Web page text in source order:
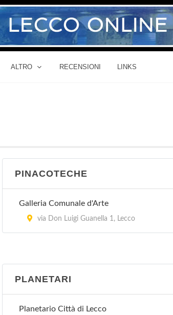
ALTRO RECENSIONI LINKS
PINACOTECHE
Galleria Comunale d'Arte
via Don Luigi Guanella 1, Lecco
PLANETARI
Planetario Città di Lecco